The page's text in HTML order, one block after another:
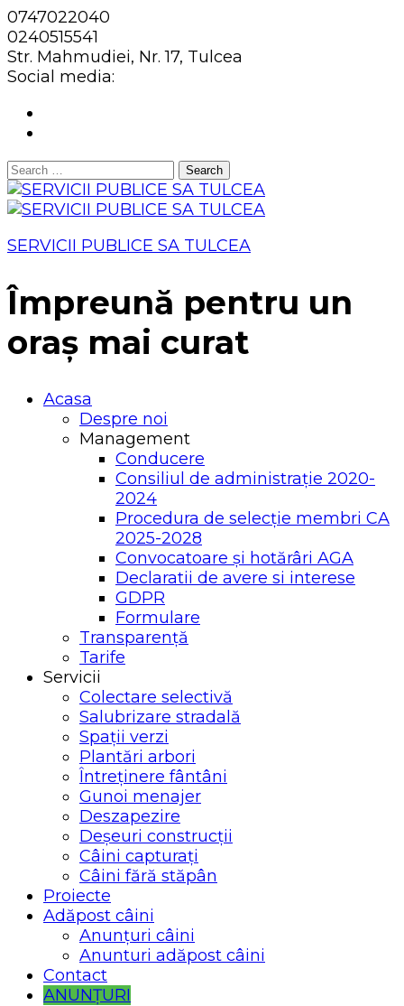
0747022040
0240515541
Str. Mahmudiei, Nr. 17, Tulcea
Social media:
Search
for:
SERVICII PUBLICE SA TULCEA
Împreună pentru un
oraș mai curat
Acasa
Despre noi
Management
Conducere
Consiliul de administrație 2020-
2024
Procedura de selecție membri CA
2025-2028
Convocatoare și hotărâri AGA
Declaratii de avere si interese
GDPR
Formulare
Transparență
Tarife
Servicii
Colectare selectivă
Salubrizare stradală
Spații verzi
Plantări arbori
Întreținere fântâni
Gunoi menajer
Deszapezire
Deșeuri construcții
Câini capturați
Câini fără stăpân
Proiecte
Adăpost câini
Anunțuri câini
Anunturi adăpost câini
Contact
ANUNȚURI